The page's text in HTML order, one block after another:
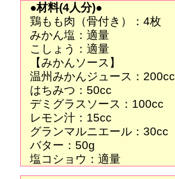
●材料(4人分)●
鶏もも肉（骨付き）：4枚
みかん塩：適量
こしょう：適量
【みかんソース】
温州みかんジュース：200cc
はちみつ：50cc
デミグラスソース：100cc
レモン汁：15cc
グランマルニエール：30cc
バター：50g
塩コショウ：適量